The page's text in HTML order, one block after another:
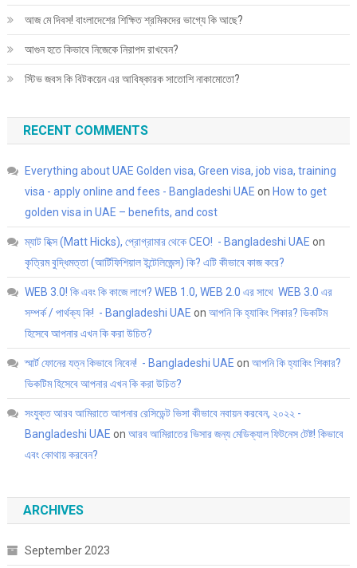
আজ মে দিবস! বাংলাদেশের শিক্ষিত শ্রমিকদের ভাগ্যে কি আছে?
আগুন হতে কিভাবে নিজেকে নিরাপদ রাখবেন?
স্টিভ জবস কি বিটকয়েন এর আবিষ্কারক সাতোশি নাকামোতো?
RECENT COMMENTS
Everything about UAE Golden visa, Green visa, job visa, training
visa - apply online and fees - Bangladeshi UAE on How to get
golden visa in UAE – benefits, and cost
ম্যাট হিক্স (Matt Hicks), প্রোগ্রামার থেকে CEO! - Bangladeshi UAE on
কৃত্রিম বুদ্ধিমত্তা (আর্টিফিশিয়াল ইন্টেলিজেন্স) কি? এটি কীভাবে কাজ করে?
WEB 3.0! কি এবং কি কাজে লাগে? WEB 1.0, WEB 2.0 এর সাথে WEB 3.0 এর
সম্পর্ক / পার্থক্য কি! - Bangladeshi UAE on আপনি কি হ্যাকিং শিকার? ভিকটিম
হিসেবে আপনার এখন কি করা উচিত?
স্মার্ট ফোনের যত্ন কিভাবে নিবেন! - Bangladeshi UAE on আপনি কি হ্যাকিং শিকার?
ভিকটিম হিসেবে আপনার এখন কি করা উচিত?
সংযুক্ত আরব আমিরাতে আপনার রেসিডেন্ট ভিসা কীভাবে নবায়ন করবেন, ২০২২ -
Bangladeshi UAE on আরব আমিরাতের ভিসার জন্য মেডিক্যাল ফিটনেস টেষ্ট! কিভাবে
এবং কোথায় করবেন?
ARCHIVES
September 2023